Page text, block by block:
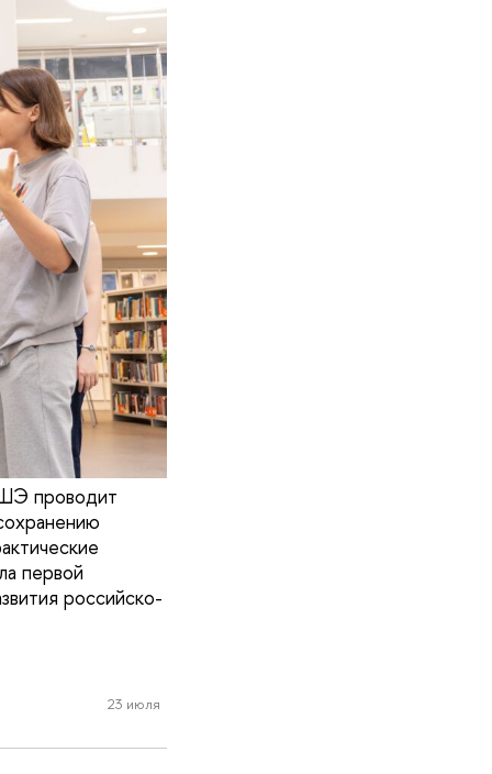
проводит
первой
российско-
23 июля